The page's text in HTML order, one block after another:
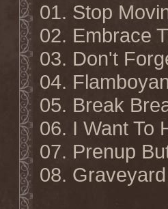
01. Stop
02. Embrace
03. Don't
04.
05. Break
06. I Want To
07. Prenup
08. Graveyard